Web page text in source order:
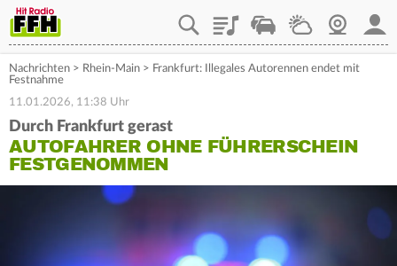
PlaylistStaupilotWetterWebcam
Nachrichten > Rhein-Main > Frankfurt: Illegales Autorennen endet mit
Festnahme
11.01.2026, 11:38 Uhr
Durch Frankfurt gerast
AUTOFAHRER OHNE FÜHRERSCHEIN
FESTGENOMMEN